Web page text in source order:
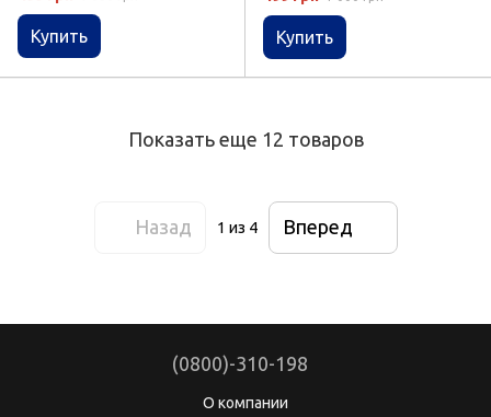
Купить Купить
Показать еще 12 товаров
Назад 1 из 4 Вперед
(0800)-310-198
О компании